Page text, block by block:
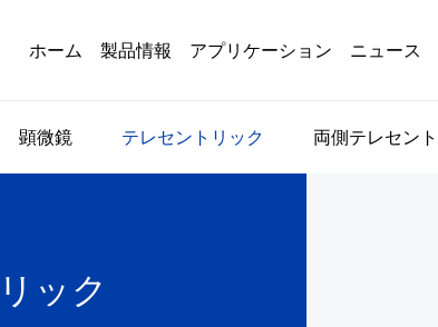
ホーム 製品情報 アプリケーション ニュース
顕微鏡 テレセントリック 両側テレセン
ック